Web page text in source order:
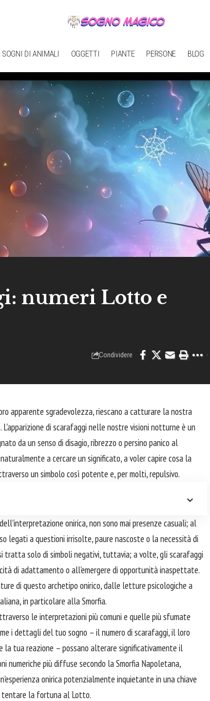
SOGNI DI ANIMALI OGGETTI PIANTE PERSONE BLOG
numeri Lotto e
Condividere
apparente sgradevolezza, riescano a catturare la nostra
di scarafaggi nelle nostre visioni notturne è un
da un senso di disagio, ribrezzo o persino panico al
a cercare un significato, a voler capire cosa la
un simbolo così potente e, per molti, repulsivo.
onirica, non sono mai presenze casuali; al
legati a questioni irrisolte, paure nascoste o la necessità di
tratta solo di simboli negativi, tuttavia; a volte, gli scarafaggi
di adattamento o all'emergere di opportunità inaspettate.
di questo archetipo onirico, dalle letture psicologiche a
in particolare alla Smorfia.
le interpretazioni più comuni e quelle più sfumate
i dettagli del tuo sogno – il numero di scarafaggi, il loro
la tua reazione – possano alterare significativamente il
numeriche più diffuse secondo la Smorfia Napoletana,
onirica potenzialmente inquietante in una chiave
tentare la fortuna al Lotto.